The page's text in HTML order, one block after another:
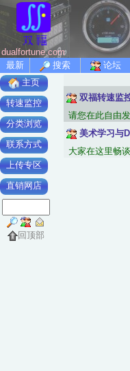
dualfortune.com
最新 搜索 论坛
主页
转速监控
分类浏览
联系方式
上传专区
直销网店
回顶部
双福转速监
请您在此自由
美术学习与
大家在这里畅